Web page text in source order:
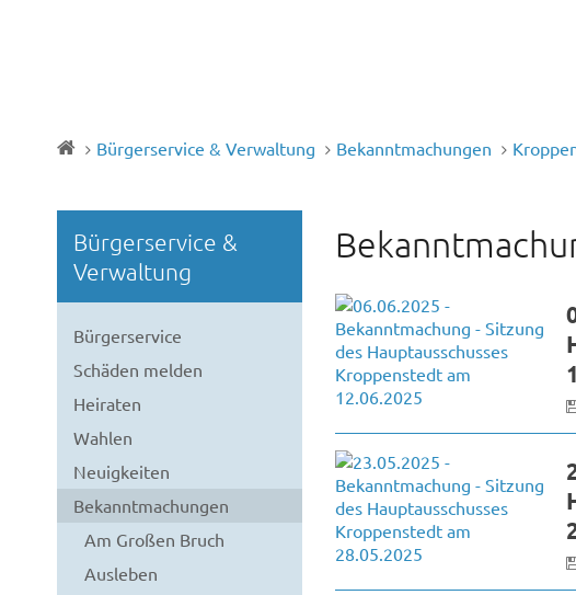
Bürgerservice & Verwaltung Bekanntmachungen
Bürgerservice &
Verwaltung
Bürgerservice
Schäden melden
Heiraten
Wahlen
Neuigkeiten
Bekanntmachungen
Am Großen Bruch
Ausleben